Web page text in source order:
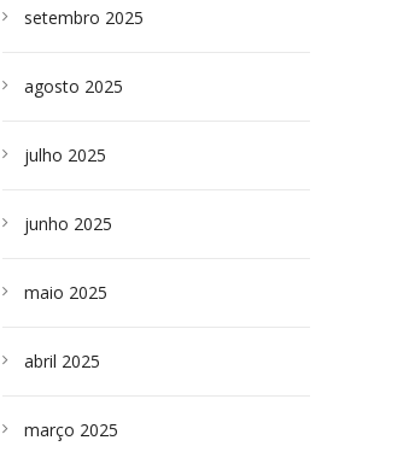
setembro 2025
agosto 2025
julho 2025
junho 2025
maio 2025
abril 2025
março 2025